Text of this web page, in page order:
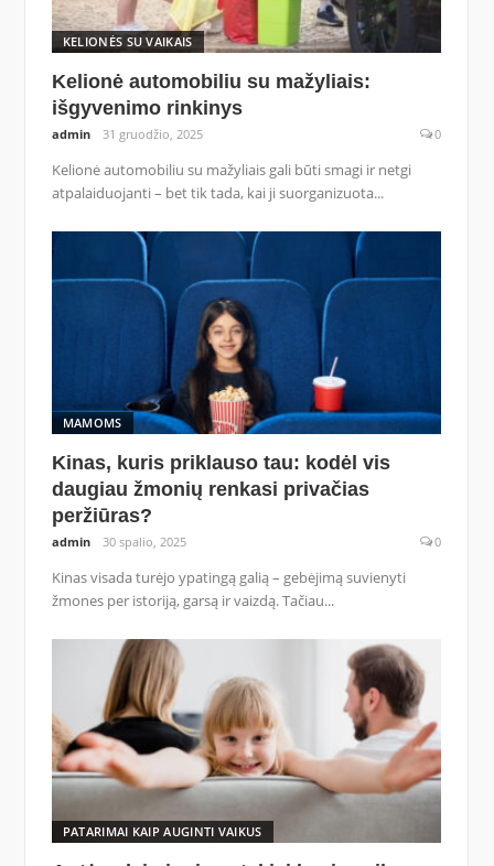
KELIONĖS SU VAIKAIS
Kelionė automobiliu su mažyliais:
išgyvenimo rinkinys
admin 31 gruodžio, 2025 0
Kelionė automobiliu su mažyliais gali būti smagi ir netgi
atpalaiduojanti – bet tik tada, kai ji suorganizuota...
MAMOMS
Kinas, kuris priklauso tau: kodėl vis
daugiau žmonių renkasi privačias
peržiūras?
admin 30 spalio, 2025 0
Kinas visada turėjo ypatingą galią – gebėjimą suvienyti
žmones per istoriją, garsą ir vaizdą. Tačiau...
PATARIMAI KAIP AUGINTI VAIKUS